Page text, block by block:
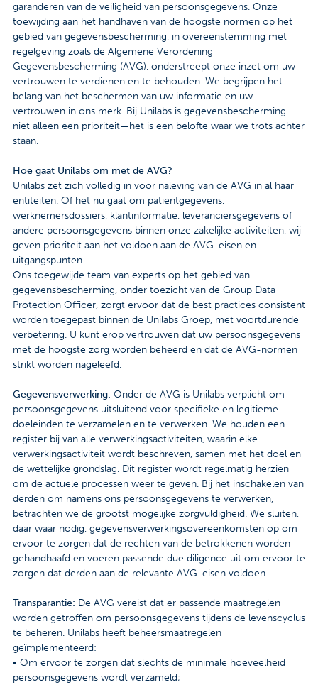
garanderen van de veiligheid van persoonsgegevens. Onze
toewijding aan het handhaven van de hoogste normen op het
gebied van gegevensbescherming, in overeenstemming met
regelgeving zoals de Algemene Verordening
Gegevensbescherming (AVG), onderstreept onze inzet om uw
vertrouwen te verdienen en te behouden. We begrijpen het
belang van het beschermen van uw informatie en uw
vertrouwen in ons merk. Bij Unilabs is gegevensbescherming
niet alleen een prioriteit—het is een belofte waar we trots achter
staan.
Hoe gaat Unilabs om met de AVG?
Unilabs zet zich volledig in voor naleving van de AVG in al haar
entiteiten. Of het nu gaat om patiëntgegevens,
werknemersdossiers, klantinformatie, leveranciersgegevens of
andere persoonsgegevens binnen onze zakelijke activiteiten, wij
geven prioriteit aan het voldoen aan de AVG-eisen en
uitgangspunten.
Ons toegewijde team van experts op het gebied van
gegevensbescherming, onder toezicht van de Group Data
Protection Officer, zorgt ervoor dat de best practices consistent
worden toegepast binnen de Unilabs Groep, met voortdurende
verbetering. U kunt erop vertrouwen dat uw persoonsgegevens
met de hoogste zorg worden beheerd en dat de AVG-normen
strikt worden nageleefd.
Gegevensverwerking: Onder de AVG is Unilabs verplicht om
persoonsgegevens uitsluitend voor specifieke en legitieme
doeleinden te verzamelen en te verwerken. We houden een
register bij van alle verwerkingsactiviteiten, waarin elke
verwerkingsactiviteit wordt beschreven, samen met het doel en
de wettelijke grondslag. Dit register wordt regelmatig herzien
om de actuele processen weer te geven. Bij het inschakelen van
derden om namens ons persoonsgegevens te verwerken,
betrachten we de grootst mogelijke zorgvuldigheid. We sluiten,
daar waar nodig, gegevensverwerkingsovereenkomsten op om
ervoor te zorgen dat de rechten van de betrokkenen worden
gehandhaafd en voeren passende due diligence uit om ervoor te
zorgen dat derden aan de relevante AVG-eisen voldoen.
Transparantie: De AVG vereist dat er passende maatregelen
worden getroffen om persoonsgegevens tijdens de levenscyclus
te beheren. Unilabs heeft beheersmaatregelen
geïmplementeerd:
• Om ervoor te zorgen dat slechts de minimale hoeveelheid
persoonsgegevens wordt verzameld;